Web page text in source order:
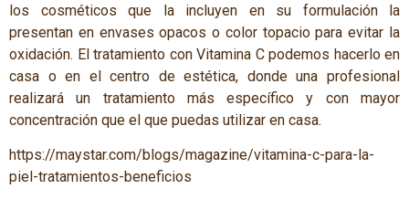
los cosméticos que la incluyen en su formulación la
presentan en envases opacos o color topacio para evitar la
oxidación. El tratamiento con Vitamina C podemos hacerlo en
casa o en el centro de estética, donde una profesional
realizará un tratamiento más específico y con mayor
concentración que el que puedas utilizar en casa.
https://maystar.com/blogs/magazine/vitamina-c-para-la-
piel-tratamientos-beneficios